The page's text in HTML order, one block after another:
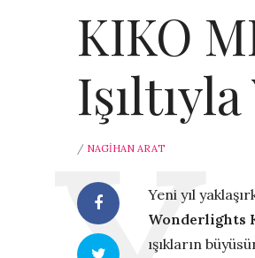
KIKO
/ NAGIHAN ARAT
Yeni yıl
Wonderlights
ışıkların